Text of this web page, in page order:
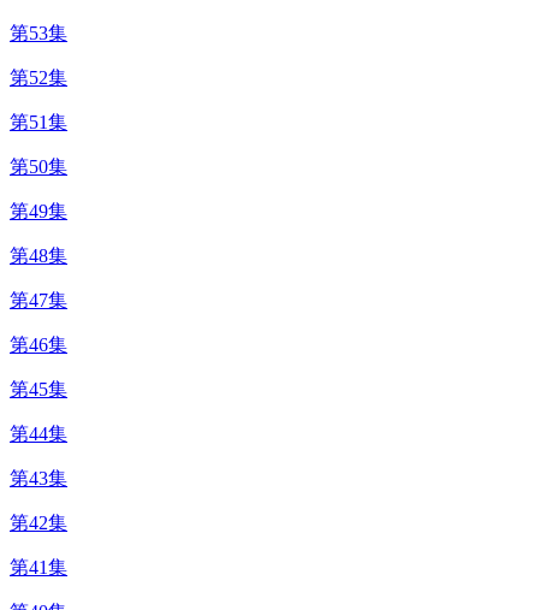
第53集
第52集
第51集
第50集
第49集
第48集
第47集
第46集
第45集
第44集
第43集
第42集
第41集